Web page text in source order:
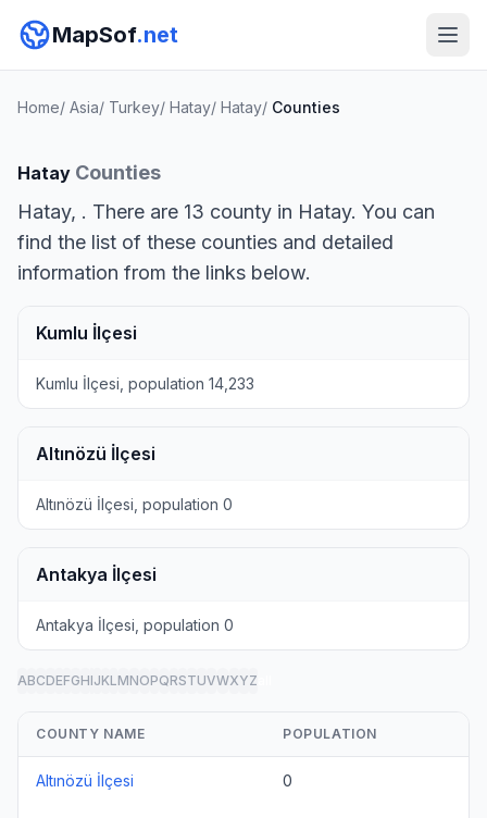
MapSof.net
Home/ Asia/ Turkey/ Hatay/ Hatay/ Counties
Hatay Counties
Hatay, . There are 13 county in Hatay. You can
find the list of these counties and detailed
information from the links below.
Kumlu İlçesi
Kumlu İlçesi, population 14,233
Altınözü İlçesi
Altınözü İlçesi, population 0
Antakya İlçesi
Antakya İlçesi, population 0
ABCDEFGHIJKLMNOPQRSTUVWXYZ
COUNTY NAME POPULATION
Altınözü İlçesi 0